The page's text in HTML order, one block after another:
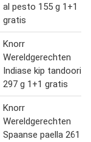
al pesto 155 g 1+1
gratis
Knorr
Wereldgerechten
Indiase kip tandoori
297 g 1+1 gratis
Knorr
Wereldgerechten
Spaanse paella 261